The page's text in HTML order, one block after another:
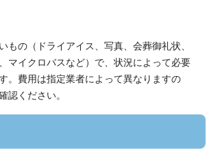
もの（ドライアイス、写真、会葬御礼状、
マイクロバスなど）で、状況によって必要
。費用は指定業者によって異なりますの
認ください。